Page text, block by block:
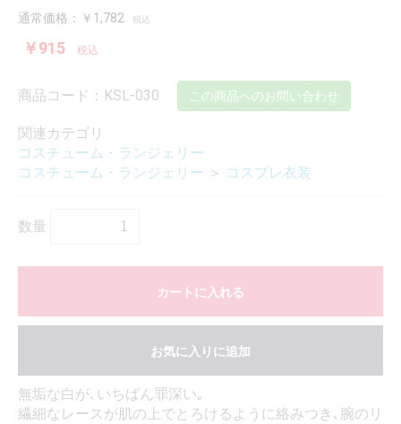
通常価格：￥1,782 税込
￥915 税込
商品コード：KSL-030 この商品へのお問い合わせ
関連カテゴリ
コスチューム・ランジェリー
コスチューム・ランジェリー ＞ コスプレ衣装
数量
カートに入れる
お気に入りに追加
無垢な白が､いちばん罪深い｡
繊細なレースが肌の上でとろけるように絡みつき､腕のリ